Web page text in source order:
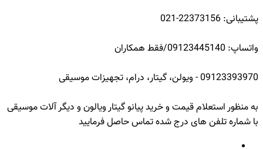
پشتیبانی: 22373156-021
واتساپ: 09123445140/فقط همکاران
09123393970 - ویولن، گیتار، درام، تجهیزات موسیقی
به منظور استعلام قیمت و خرید پیانو گیتار ویالون و دیگر آلات موسیقی
با شماره تلفن های درج شده تماس حاصل فرمایید